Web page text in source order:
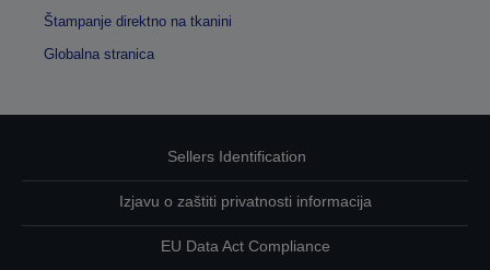
Štampanje direktno na tkanini
Globalna stranica
Sellers Identification
Izjavu o zaštiti privatnosti informacija
EU Data Act Compliance